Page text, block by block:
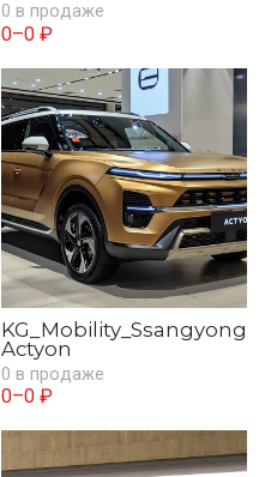
0 в продаже
0–0 ₽
KG_Mobility_Ssangyong
Actyon
0 в продаже
0–0 ₽